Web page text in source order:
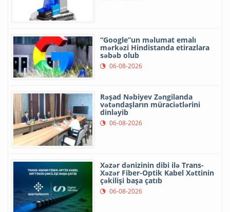
“Google”un məlumat emalı
mərkəzi Hindistanda etirazlara
səbəb olub
06-08-2026
Rəşad Nəbiyev Zəngilanda
vətəndaşların müraciətlərini
dinləyib
06-08-2026
Xəzər dənizinin dibi ilə Trans-
Xəzər Fiber-Optik Kabel Xəttinin
çəkilişi başa çatıb
06-08-2026